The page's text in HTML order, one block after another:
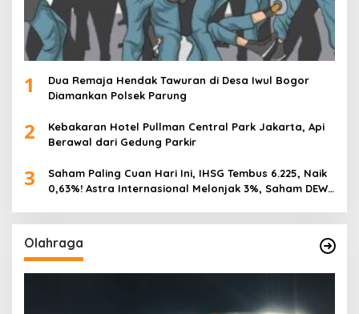
1
Dua Remaja Hendak Tawuran di Desa Iwul Bogor
Diamankan Polsek Parung
2
Kebakaran Hotel Pullman Central Park Jakarta, Api
Berawal dari Gedung Parkir
3
Saham Paling Cuan Hari Ini, IHSG Tembus 6.225, Naik
0,63%! Astra Internasional Melonjak 3%, Saham DEWA
Olahraga